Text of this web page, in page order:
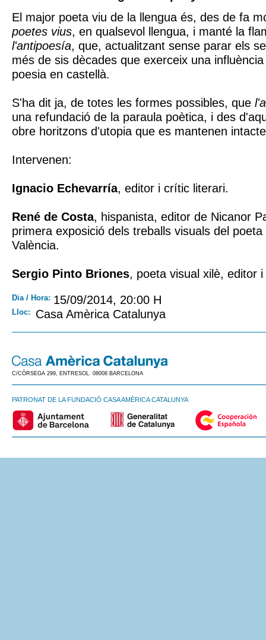
El major poeta viu de la llengua és, des de fa
poetes vius, en qualsevol llengua, i manté la
l'antipoesía, que, actualitzant sense parar els
més de sis dècades que exerceix una
poesia en castellà.
S'ha dit ja, de totes les formes possibles, que
una refundació de la paraula poètica, i des
obre horitzons d'utopia que es mantenen
Intervenen:
Ignacio Echevarría, editor i crític literari.
René de Costa, hispanista, editor de Nicanor
primera exposició dels treballs visuals del
València.
Sergio Pinto Briones, poeta visual xilè, editor
Dia / Hora: 15/09/2014, 20:00 H
Lloc: Casa Amèrica Catalunya
C/CÒRSEGA 299, ENTRESOL. 08008 BARCELONA
PATRONAT DE LA FUNDACIÓ CASA AMÈRICA CATALUNYA